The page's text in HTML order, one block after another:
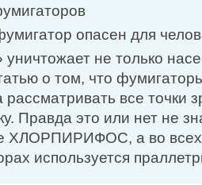
опасен для
уничтожает не только
о том, что
рассматривать все точки
Правда это или нет не
ХЛОРПИРИФОС, а во всех
используется